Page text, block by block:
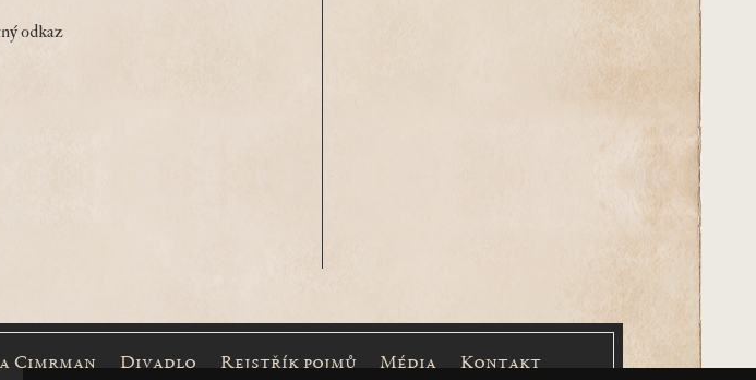
odkaz
Cimrman Divadlo Rejstřík pojmů Média Kontakt